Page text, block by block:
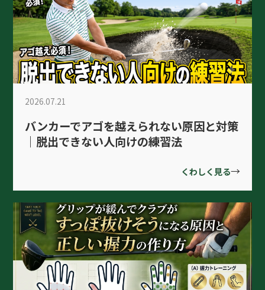
2026.07.21
バンカーでアゴを越えられない原因と対策
｜脱出できない人向けの練習法
くわしく見る→